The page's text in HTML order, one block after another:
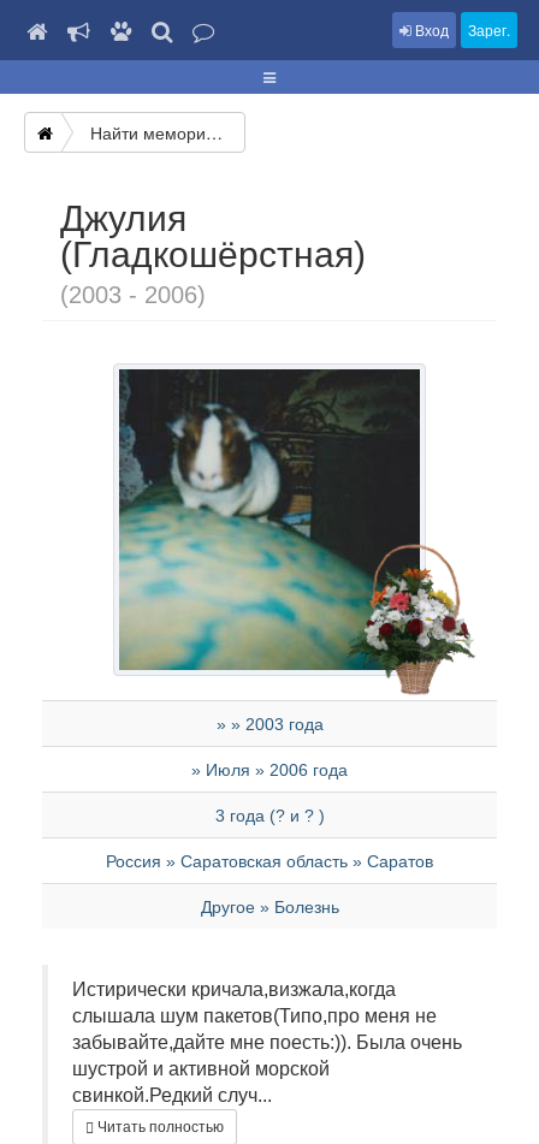
Вход Зарег.
Найти мемориал
Джулия
(Гладкошёрстная)
(2003 - 2006)
» » 2003 года
» Июля » 2006 года
3 года (? и ? )
Россия » Саратовская область » Саратов
Другое » Болезнь
Истирически кричала,визжала,когда
слышала шум пакетов(Типо,про меня не
забывайте,дайте мне поесть:)). Была очень
шустрой и активной морской
свинкой.Редкий случ...
Читать полностью